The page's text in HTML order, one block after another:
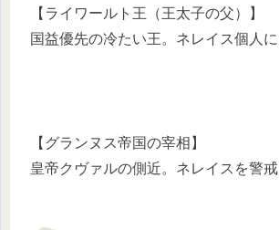
【ライワールト王（王太子の父）】
国益優先の冷たい王。ネレイス個人に
【グランヌス帝国の宰相】
皇帝クヴァルの側近。ネレイスを警戒